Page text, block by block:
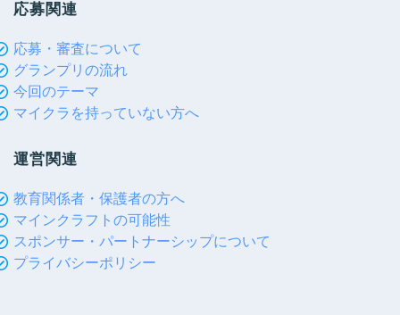
応募関連
応募・審査について
グランプリの流れ
今回のテーマ
マイクラを持っていない方へ
運営関連
教育関係者・保護者の方へ
マインクラフトの可能性
スポンサー・パートナーシップについて
プライバシーポリシー